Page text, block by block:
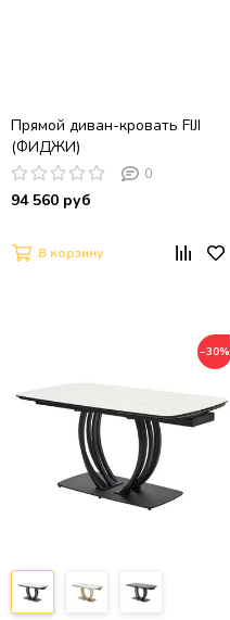
Прямой диван-кровать FIJI
(ФИДЖИ)
0
94 560 руб
В корзину
−30%